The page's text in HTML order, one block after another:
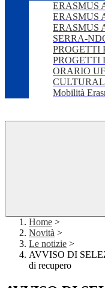
ERASMUS
ERASMUS
ERASMUS
SERRA-
PROGETTI
PROGETTI
ORARIO
Mobilità
Home >
Novità >
Le notizie >
AVVISO DI
di recupero